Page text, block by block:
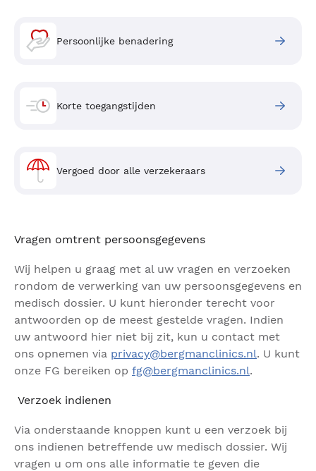
Persoonlijke benadering
Korte toegangstijden
Vergoed door alle verzekeraars
Vragen omtrent persoonsgegevens
Wij helpen u graag met al uw vragen en verzoeken
rondom de verwerking van uw persoonsgegevens en
medisch dossier. U kunt hieronder terecht voor
antwoorden op de meest gestelde vragen. Indien
uw antwoord hier niet bij zit, kun u contact met
ons opnemen via privacy@bergmanclinics.nl. U kunt
onze FG bereiken op fg@bergmanclinics.nl.
Verzoek indienen
Via onderstaande knoppen kunt u een verzoek bij
ons indienen betreffende uw medisch dossier. Wij
vragen u om ons alle informatie te geven die